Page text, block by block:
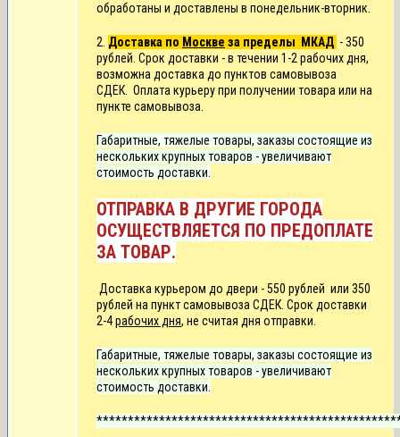
обработаны и доставлены в понедельник-вторник.
2. Доставка по Москве за пределы МКАД - 350
рублей. Срок доставки - в течении 1-2 рабочих дня,
возможна доставка до пунктов самовывоза
СДЕК. Оплата курьеру при получении товара или на
пункте самовывоза.
Габаритные, тяжелые товары, заказы состоящие из
нескольких крупных товаров - увеличивают
стоимость доставки.
ОТПРАВКА В ДРУГИЕ ГОРОДА
ОСУЩЕСТВЛЯЕТСЯ ПО ПРЕДОПЛАТЕ
ЗА ТОВАР.
Доставка курьером до двери -550 рублей или 350
рублей на пункт самовывоза СДЕК. Срок доставки
2-4рабочих дня, не считая дня отправки.
Габаритные, тяжелые товары, заказы состоящие из
нескольких крупных товаров - увеличивают
стоимость доставки.